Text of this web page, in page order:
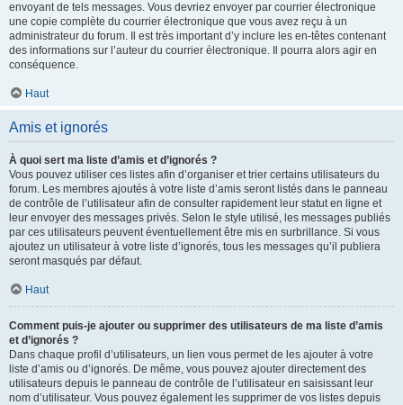
envoyant de tels messages. Vous devriez envoyer par courrier électronique
une copie complète du courrier électronique que vous avez reçu à un
administrateur du forum. Il est très important d’y inclure les en-têtes contenant
des informations sur l’auteur du courrier électronique. Il pourra alors agir en
conséquence.
Haut
Amis et ignorés
À quoi sert ma liste d’amis et d’ignorés ?
Vous pouvez utiliser ces listes afin d’organiser et trier certains utilisateurs du
forum. Les membres ajoutés à votre liste d’amis seront listés dans le panneau
de contrôle de l’utilisateur afin de consulter rapidement leur statut en ligne et
leur envoyer des messages privés. Selon le style utilisé, les messages publiés
par ces utilisateurs peuvent éventuellement être mis en surbrillance. Si vous
ajoutez un utilisateur à votre liste d’ignorés, tous les messages qu’il publiera
seront masqués par défaut.
Haut
Comment puis-je ajouter ou supprimer des utilisateurs de ma liste d’amis
et d’ignorés ?
Dans chaque profil d’utilisateurs, un lien vous permet de les ajouter à votre
liste d’amis ou d’ignorés. De même, vous pouvez ajouter directement des
utilisateurs depuis le panneau de contrôle de l’utilisateur en saisissant leur
nom d’utilisateur. Vous pouvez également les supprimer de vos listes depuis